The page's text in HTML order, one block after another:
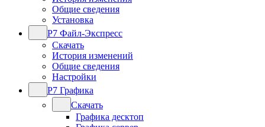
Общие сведения
Установка
Р7 Файл-Экспресс
Скачать
История изменений
Общие сведения
Настройки
Р7 Графика
Скачать
Графика десктоп